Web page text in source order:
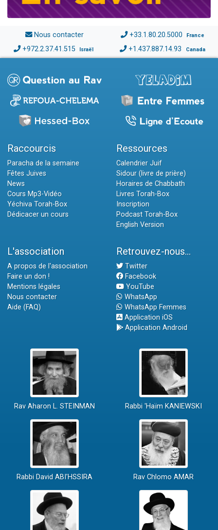
Nous contacter +33.1.80.20.5000 France
+972.2.37.41.515 Israël +1.437.887.14.93 Canada
Raccourcis
Paracha de la semaine
Fêtes Juives
News
Cours Mp3-Vidéo
Yéchiva Torah-Box
Dédicacer un cours
Ressources
Calendrier Juif
Sidour (livre de prière)
Horaires de Chabbath
Livres Torah-Box
Inscription
Podcast Torah-Box
English Version
L'association
A propos de l'association
Faire un don !
Mentions légales
Nous contacter
Aide (FAQ)
Retrouvez-nous...
Twitter
Facebook
YouTube
WhatsApp
WhatsApp Femmes
Application iOS
Application Android
Rav Aharon L. STEINMAN Rabbi 'Haïm KANIEWSKI
Rabbi David ABI'HSSIRA Rav Chlomo AMAR